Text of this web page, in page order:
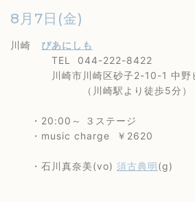
8月7日(金)
川崎 ぴあにしも
TEL 044-222-8422
川崎市川崎区砂子2-10-1 中野
（川崎駅より徒歩5分）
・20:00～ ３ステージ
・music charge ￥2620
・石川真奈美(vo) 須古典明(g)